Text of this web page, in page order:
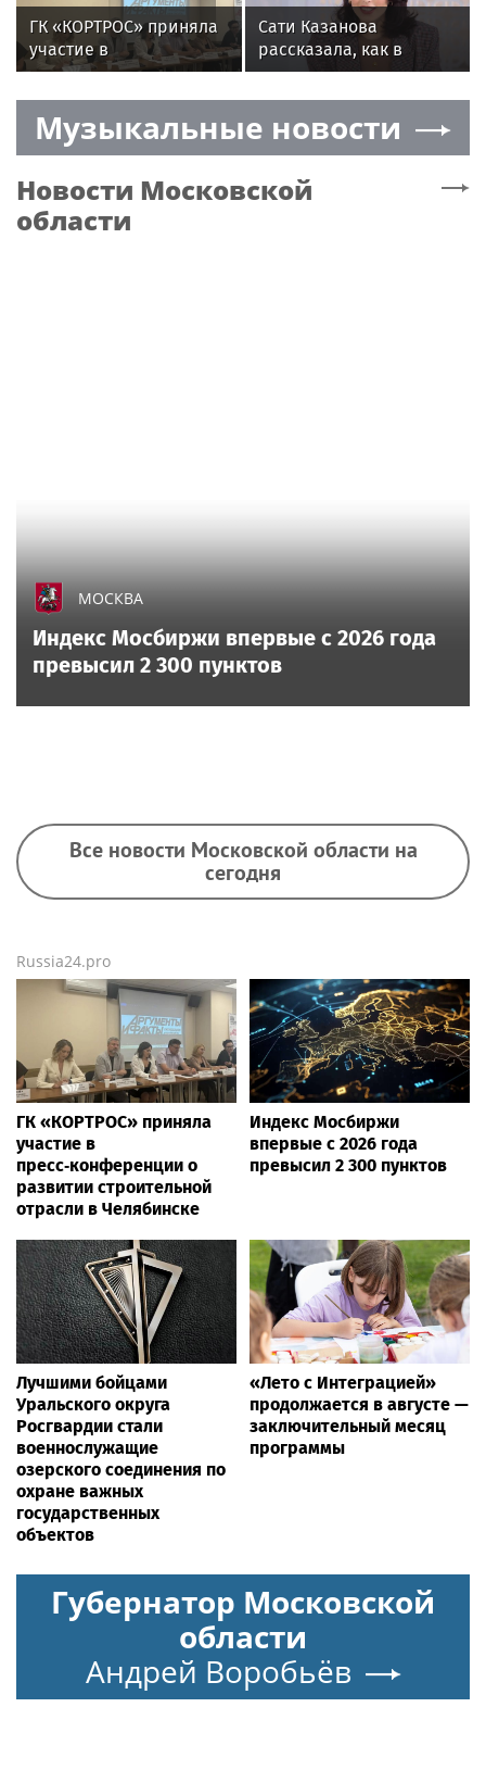
ГК «КОРТРОС» приняла
участие в
пресс‑конференции о
отрасли в Челябинске
Сати Казанова
рассказала, как в
России реагируют на
Музыкальные новости
Новости Московской
области
МОСКВА
Индекс Мосбиржи впервые с 2026 года
превысил 2 300 пунктов
Все новости Московской области на
сегодня
Russia24.pro
ГК «КОРТРОС» приняла
участие в
пресс‑конференции о
развитии строительной
отрасли в Челябинске
Индекс Мосбиржи
впервые с 2026 года
превысил 2 300 пунктов
Лучшими бойцами
Уральского округа
Росгвардии стали
военнослужащие
озерского соединения по
охране важных
государственных
объектов
«Лето с Интеграцией»
продолжается в августе —
заключительный месяц
программы
Губернатор Московской
области
Андрей Воробьёв